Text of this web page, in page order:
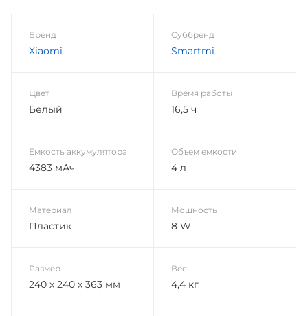
Бренд
Xiaomi
Суббренд
Smartmi
Цвет
Белый
Время работы
16,5 ч
Емкость аккумулятора
4383 мАч
Объем емкости
4 л
Материал
Пластик
Мощность
8 W
Размер
240 х 240 х 363 мм
Вес
4,4 кг